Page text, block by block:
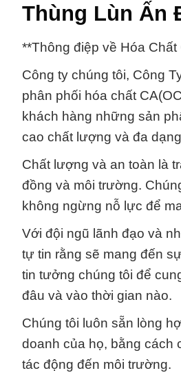
Thùng Lùn Ấn
**Thông điệp về Hóa
Công ty chúng tôi, Công
phân phối hóa chất
khách hàng những sản
cao chất lượng và đa
Chất lượng và an toàn là
đồng và môi trường.
không ngừng nỗ lực để
Với đội ngũ lãnh đạo và
tự tin rằng sẽ mang đến
tin tưởng chúng tôi để
đâu và vào thời gian nào.
Chúng tôi luôn sẵn lòng
doanh của họ, bằng cách
tác động đến môi trường.